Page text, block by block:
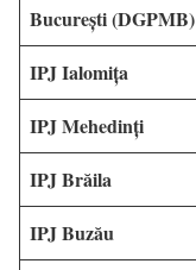
București (DGPMB)
IPJ Ialomița
IPJ Mehedinți
IPJ Brăila
IPJ Buzău